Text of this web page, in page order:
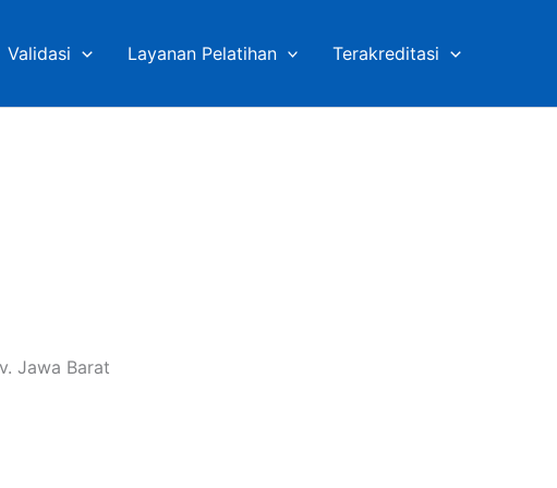
Validasi Layanan Pelatihan Terakreditasi
Jawa Barat